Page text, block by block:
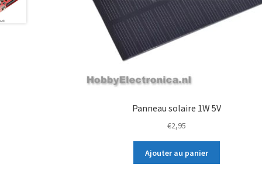
Panneau solaire 1W 5V
€2,95
Ajouter au panier